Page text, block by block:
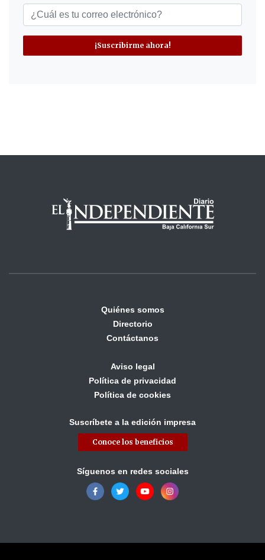
¡Suscribirme ahora!
Quiénes somos
Directorio
Contáctanos
Aviso legal
Política de privacidad
Política de cookies
Suscríbete a la edición impresa
Conoce los beneficios
Síguenos en redes sociales